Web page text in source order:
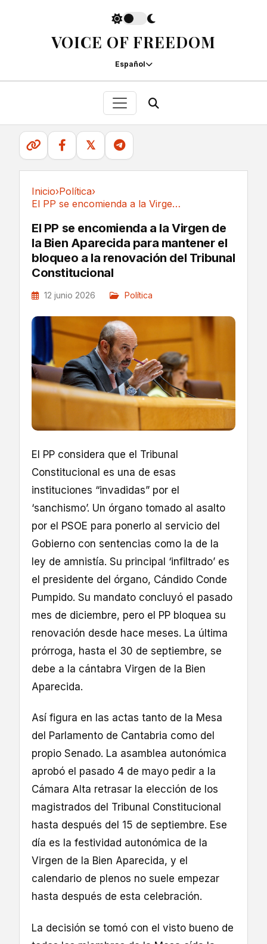
VOICE OF FREEDOM
Español
𝕏
Inicio›Política›
El PP se encomienda a la Virgen de la Bien...
El PP se encomienda a la Virgen de
la Bien Aparecida para mantener el
bloqueo a la renovación del Tribunal
Constitucional
12 junio 2026 Política
El PP considera que el Tribunal
Constitucional es una de esas
instituciones “invadidas” por el
‘sanchismo’. Un órgano tomado al asalto
por el PSOE para ponerlo al servicio del
Gobierno con sentencias como la de la
ley de amnistía. Su principal ‘infiltrado’ es
el presidente del órgano, Cándido Conde
Pumpido. Su mandato concluyó el pasado
mes de diciembre, pero el PP bloquea su
renovación desde hace meses. La última
prórroga, hasta el 30 de septiembre, se
debe a la cántabra Virgen de la Bien
Aparecida.
Así figura en las actas tanto de la Mesa
del Parlamento de Cantabria como del
propio Senado. La asamblea autonómica
aprobó el pasado 4 de mayo pedir a la
Cámara Alta retrasar la elección de los
magistrados del Tribunal Constitucional
hasta después del 15 de septiembre. Ese
día es la festividad autonómica de la
Virgen de la Bien Aparecida, y el
calendario de plenos no suele empezar
hasta después de esta celebración.
La decisión se tomó con el visto bueno de